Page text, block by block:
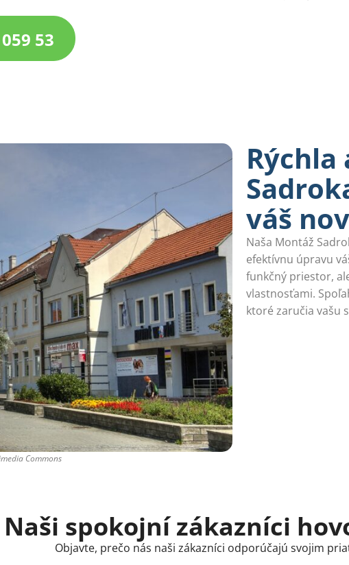
53
Commons
váš
Naša Montáž
efektívnu úpravu
funkčný priestor,
vlastnosťami.
ktoré zaručia vašu
Naši spokojní zákazníci
Objavte, prečo nás naši zákazníci odporúčajú svojim